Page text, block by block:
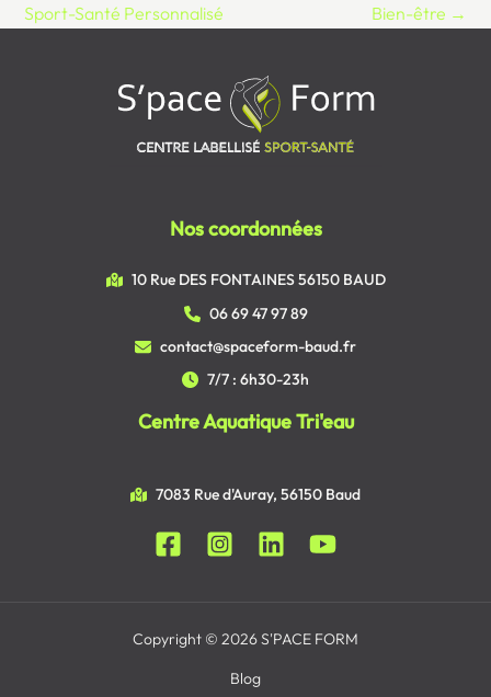
Sport-Santé Personnalisé
Bien-être →
Nos coordonnées
10 Rue DES FONTAINES 56150 BAUD
06 69 47 97 89
contact@spaceform-baud.fr
7/7 : 6h30-23h
Centre Aquatique Tri'eau
7083 Rue d'Auray, 56150 Baud
Copyright © 2026 S'PACE FORM
Blog